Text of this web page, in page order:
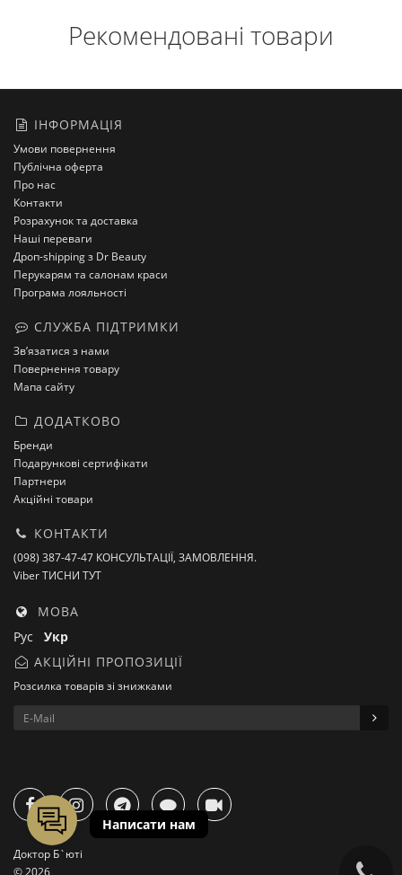
Рекомендовані товари
ІНФОРМАЦІЯ
Умови повернення
Публічна оферта
Про нас
Контакти
Розрахунок та доставка
Наші переваги
Дроп-shipping з Dr Beauty
Перукарям та салонам краси
Програма лояльності
СЛУЖБА ПІДТРИМКИ
Зв’язатися з нами
Повернення товару
Мапа сайту
ДОДАТКОВО
Бренди
Подарункові сертифікати
Партнери
Акційні товари
КОНТАКТИ
(098) 387-47-47 КОНСУЛЬТАЦІЇ, ЗАМОВЛЕННЯ.
Viber ТИСНИ ТУТ
МОВА
Рус Укр
АКЦІЙНІ ПРОПОЗИЦІЇ
Розсилка товарів зі знижками
Доктор Б`юті